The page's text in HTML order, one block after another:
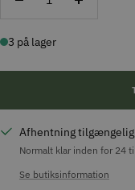
Reducer
Forøg
3 på lager
Afhentning tilgængelig
Normalt klar inden for 24
Se butiksinformation